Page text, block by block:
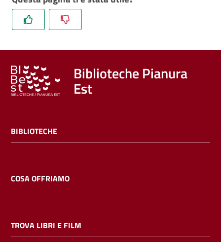
libri
Calendario
Bambini
e
E
Biblioteche Pianura
Est
BIBLIOTECHE
COSA OFFRIAMO
TROVA LIBRI E FILM